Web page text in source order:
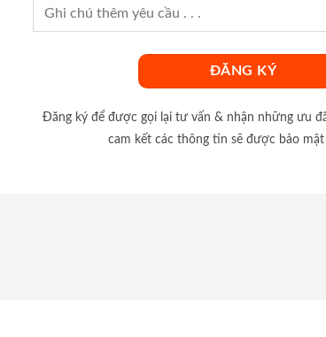
Đăng ký để được gọi lại tư vấn & nhận những ưu
cam kết các thông tin sẽ được bảo